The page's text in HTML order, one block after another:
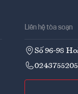
Liên hệ tòa soạn
Số 96-98